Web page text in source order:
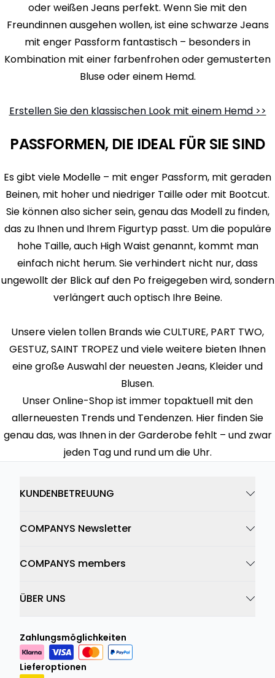
oder weißen Jeans perfekt. Wenn Sie mit den
Freundinnen ausgehen wollen, ist eine schwarze Jeans
mit enger Passform fantastisch – besonders in
Kombination mit einer farbenfrohen oder gemusterten
Bluse oder einem Hemd.
Erstellen Sie den klassischen Look mit einem Hemd >>
PASSFORMEN, DIE IDEAL FÜR SIE SIND
Es gibt viele Modelle – mit enger Passform, mit geraden
Beinen, mit hoher und niedriger Taille oder mit Bootcut.
Sie können also sicher sein, genau das Modell zu finden,
das zu Ihnen und Ihrem Figurtyp passt. Um die populäre
hohe Taille, auch High Waist genannt, kommt man
einfach nicht herum. Sie verhindert nicht nur, dass
ungewollt der Blick auf den Po freigegeben wird, sondern
verlängert auch optisch Ihre Beine.
Unsere vielen tollen Brands wie CULTURE, PART TWO,
GESTUZ, SAINT TROPEZ und viele weitere bieten Ihnen
eine große Auswahl der neuesten Jeans, Kleider und
Blusen.
Unser Online-Shop ist immer topaktuell mit den
allerneuesten Trends und Tendenzen. Hier finden Sie
genau das, was Ihnen in der Garderobe fehlt – und zwar
jeden Tag und rund um die Uhr.
KUNDENBETREUUNG
COMPANYS Newsletter
COMPANYS members
ÜBER UNS
Zahlungsmöglichkeiten
Lieferoptionen